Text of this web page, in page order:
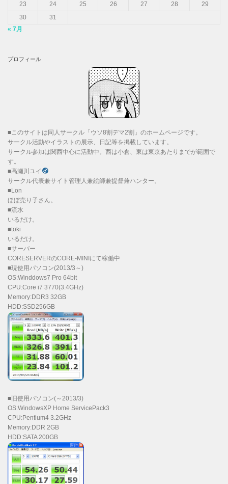
23
24 25 26 27 28
29
30
31
« 7月
プロフィール
■このサイトは同人サークル「ウソ8割デマ2割」のホームページです。
サークル活動やイラストの展示、日記等を掲載しています。
サークル参加は関西中心に活動中。西は小倉、東は東京あたりまでが範囲で
す。
■高瀬川ユイ
サークル代表兼サイト管理人兼絵師兼提督兼ハンター。
■Lon
ほぼ売り子さん。
■流水
いるだけ。
■toki
いるだけ。
■サーバー
CORESERVERのCORE-MINIにて稼働中
■現使用パソコン(2013/3～)
OS:Winddows7 Pro 64bit
CPU:Core i7 3770(3.4GHz)
Memory:DDR3 32GB
HDD:SSD256GB
■旧使用パソコン(～2013/3)
OS:WindowsXP Home ServicePack3
CPU:Pentium4 3.2GHz
Memory:DDR 2GB
HDD:SATA 200GB